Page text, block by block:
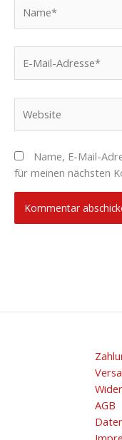
Mail-
Name, E-Mail-
für meinen nächsten
AGB